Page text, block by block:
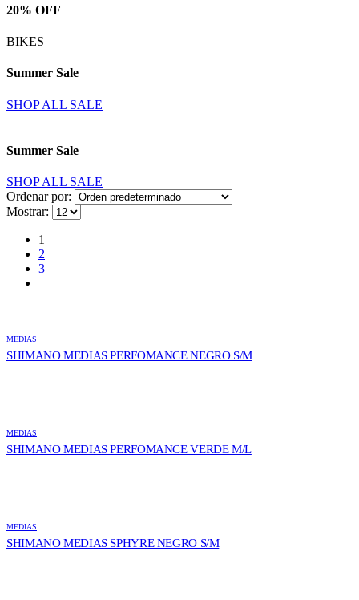
20% OFF
BIKES
Summer Sale
SHOP ALL SALE
Summer Sale
SHOP ALL SALE
Ordenar por:
Mostrar:
1
2
3
MEDIAS
SHIMANO MEDIAS PERFOMANCE NEGRO S/M
MEDIAS
SHIMANO MEDIAS PERFOMANCE VERDE M/L
MEDIAS
SHIMANO MEDIAS SPHYRE NEGRO S/M